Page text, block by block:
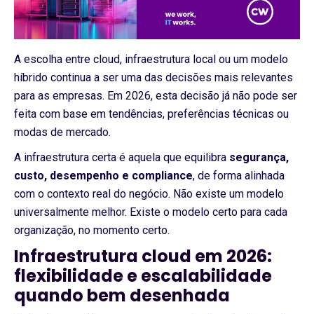
A escolha entre cloud, infraestrutura local ou um modelo
híbrido continua a ser uma das decisões mais relevantes
para as empresas. Em 2026, esta decisão já não pode ser
feita com base em tendências, preferências técnicas ou
modas de mercado.
A infraestrutura certa é aquela que equilibra segurança,
custo, desempenho e compliance, de forma alinhada
com o contexto real do negócio. Não existe um modelo
universalmente melhor. Existe o modelo certo para cada
organização, no momento certo.
Infraestrutura cloud em 2026:
flexibilidade e escalabilidade
quando bem desenhada